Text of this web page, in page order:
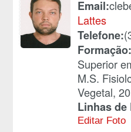
Email:
Lattes
Telefone:
Formação:
Superior
M.S.
Vegetal,
Linhas de
Editar Foto